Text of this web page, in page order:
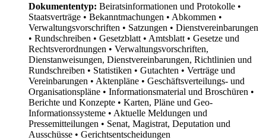
Dokumententyp: Beiratsinformationen und Protokolle •
Staatsverträge • Bekanntmachungen • Abkommen •
Verwaltungsvorschriften • Satzungen • Dienstvereinbarungen
• Rundschreiben • Gesetzblatt • Amtsblatt • Gesetze und
Rechtsverordnungen • Verwaltungsvorschriften,
Dienstanweisungen, Dienstvereinbarungen, Richtlinien und
Rundschreiben • Statistiken • Gutachten • Verträge und
Vereinbarungen • Aktenpläne • Geschäftsverteilungs- und
Organisationspläne • Informationsmaterial und Broschüren •
Berichte und Konzepte • Karten, Pläne und Geo-
Informationssysteme • Aktuelle Meldungen und
Pressemitteilungen • Senat, Magistrat, Deputation und
Ausschüsse • Gerichtsentscheidungen